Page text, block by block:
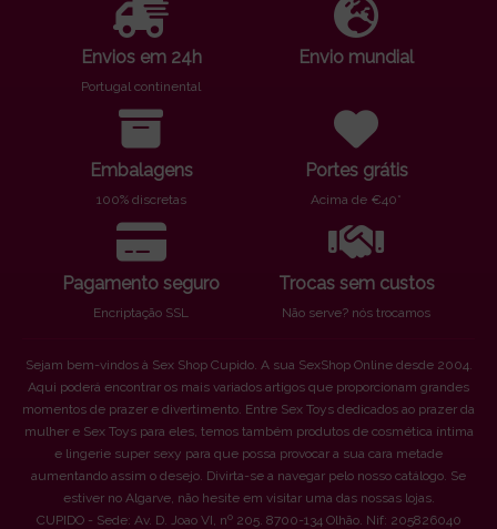
Envios em 24h
Portugal continental
Envio mundial
Embalagens
100% discretas
Portes grátis
Acima de €40*
Pagamento seguro
Encriptação SSL
Trocas sem custos
Não serve? nós trocamos
Sejam bem-vindos à Sex Shop Cupido. A sua SexShop Online desde 2004.
Aqui poderá encontrar os mais variados artigos que proporcionam grandes
momentos de prazer e divertimento. Entre Sex Toys dedicados ao prazer da
mulher e Sex Toys para eles, temos também produtos de cosmética íntima
e lingerie super sexy para que possa provocar a sua cara metade
aumentando assim o desejo. Divirta-se a navegar pelo nosso catálogo. Se
estiver no Algarve, não hesite em visitar uma das nossas lojas.
CUPIDO - Sede: Av. D. Joao VI, nº 205. 8700-134 Olhão. Nif: 205826040